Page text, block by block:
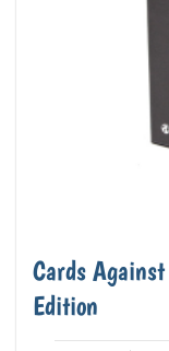
Cards
Edition